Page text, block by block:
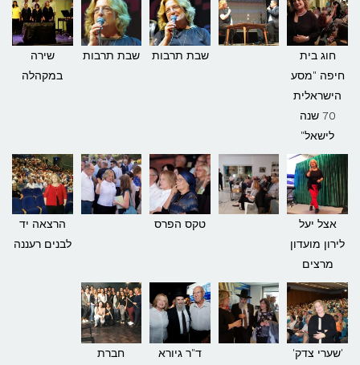
חוג בית
חיפה "מסע
הישראלית
70 שנה
לישאל"
שבת תרבות שבת תרבות
שירה
במקהלה
אצל יעל
לירון מועדון
מרצים
טקס הפרס
הרצאה יד
לבנים רעננה
'שערי צדק'
ד"ר גיורא
חברת